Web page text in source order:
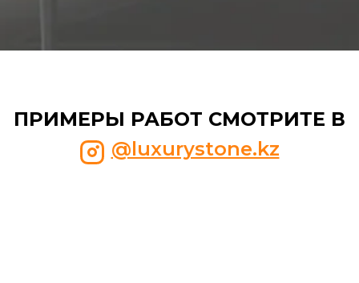
ПРИМЕРЫ РАБОТ СМОТРИТЕ В
@luxurystone.kz